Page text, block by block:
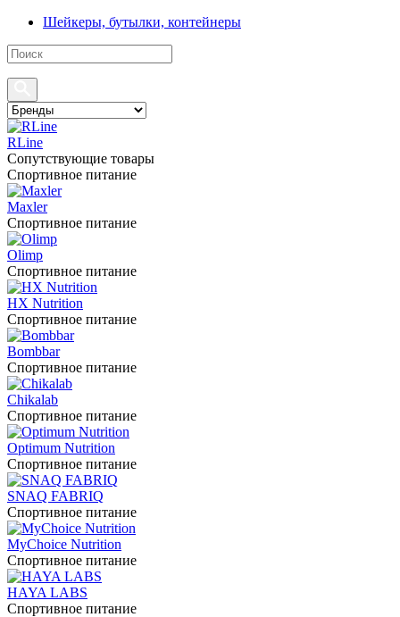
Шейкеры, бутылки, контейнеры
RLine
Сопутствующие товары
Спортивное питание
Maxler
Спортивное питание
Olimp
Спортивное питание
HX Nutrition
Спортивное питание
Bombbar
Спортивное питание
Chikalab
Спортивное питание
Optimum Nutrition
Спортивное питание
SNAQ FABRIQ
Спортивное питание
MyChoice Nutrition
Спортивное питание
HAYA LABS
Спортивное питание